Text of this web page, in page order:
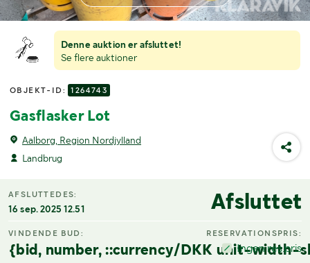
Denne auktion er afsluttet!
Se flere auktioner
OBJEKT-ID: 1264743
Gasflasker Lot
Aalborg, Region Nordjylland
Landbrug
AFSLUTTEDES:
16 sep. 2025 12.51 Afsluttet
VINDENDE BUD:
{bid, number, ::currency/DKK unit-width-
RESERVATIONSPRIS:
Ingen res.pris